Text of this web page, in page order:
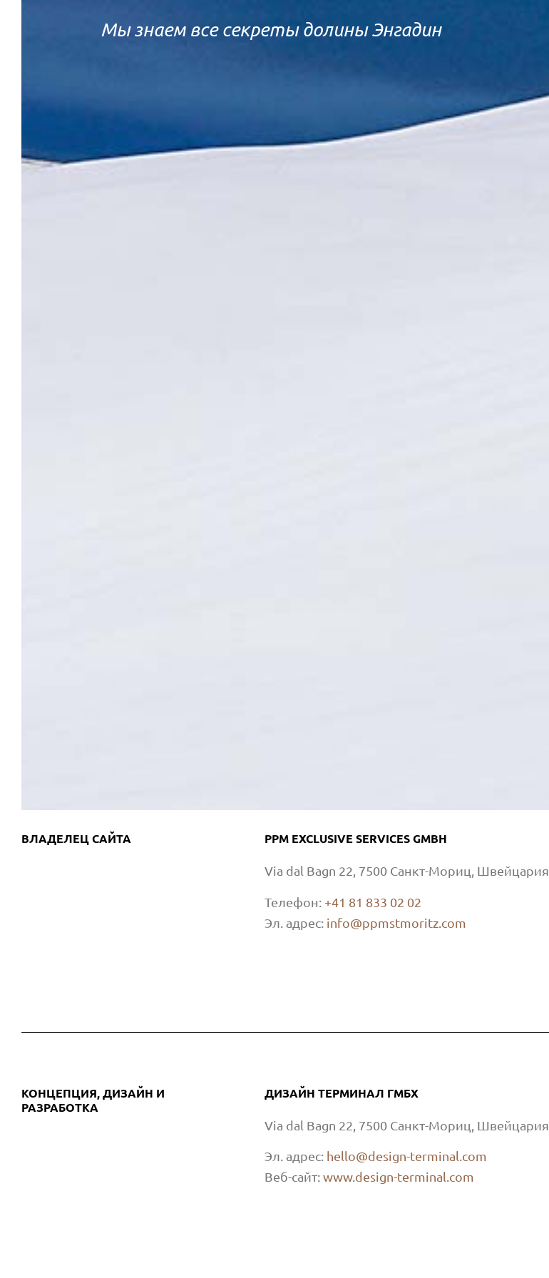
Мы знаем все секреты долины Энгадин
ВЛАДЕЛЕЦ САЙТА PPM EXCLUSIVE SERVICES GMBH
Via dal Bagn 22, 7500 Санкт-Мориц, Швейцария
Телефон: +41 81 833 02 02
Эл. адрес: info@ppmstmoritz.com
КОНЦЕПЦИЯ, ДИЗАЙН И
РАЗРАБОТКА
ДИЗАЙН ТЕРМИНАЛ ГМБХ
Via dal Bagn 22, 7500 Санкт-Мориц, Швейцария
Эл. адрес: hello@design-terminal.com
Веб-сайт:www.design-terminal.com